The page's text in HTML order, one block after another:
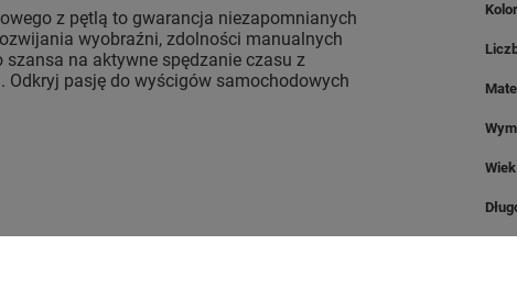
z pętlą to gwarancja niezapomnianych
wyobraźni, zdolności manualnych
na aktywne spędzanie czasu z
pasję do wyścigów samochodowych
Kolor